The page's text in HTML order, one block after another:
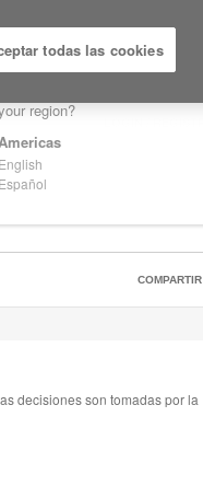
you in United States?
region?
English
Español
COMPARTIR
decisiones son tomadas por la
todas las cookies